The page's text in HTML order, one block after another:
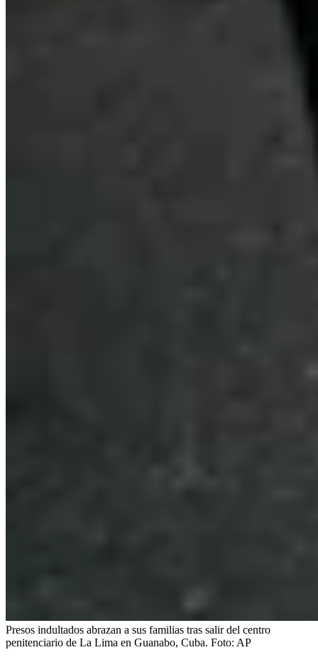
Presos indultados abrazan a sus familias tras salir del centro
penitenciario de La Lima en Guanabo, Cuba. Foto: AP